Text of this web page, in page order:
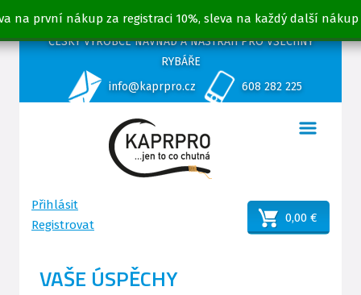
na první nákup za registraci 10%, sleva na každý další nákup
ČESKÝ VÝROBCE NÁVNAD A NÁSTRAH PRO VŠECHNY
RYBÁŘE
info@kaprpro.cz
608 282 225
Přihlásit
Registrovat
0,00 €
VAŠE ÚSPĚCHY